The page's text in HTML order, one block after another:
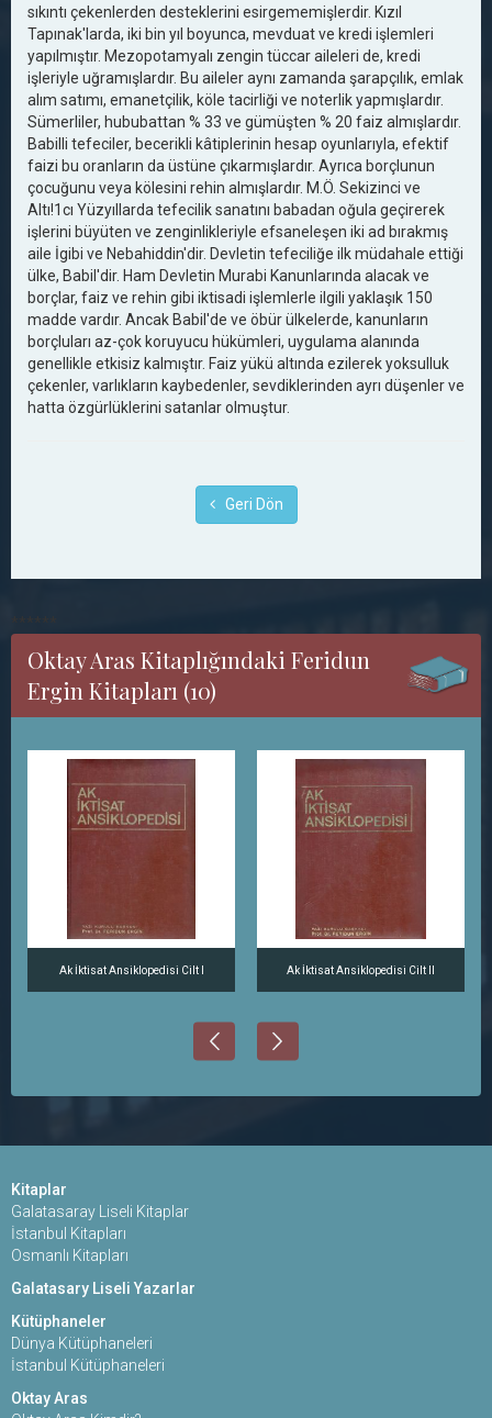
sıkıntı çekenlerden desteklerini esirgememişlerdir. Kızıl
Tapınak'larda, iki bin yıl boyunca, mevduat ve kredi işlemleri
yapılmıştır. Mezopotamyalı zengin tüccar aileleri de, kredi
işleriyle uğramışlardır. Bu aileler aynı zamanda şarapçılık, emlak
alım satımı, emanetçilik, köle tacirliği ve noterlik yapmışlardır.
Sümerliler, hububattan % 33 ve gümüşten % 20 faiz almışlardır.
Babilli tefeciler, becerikli kâtiplerinin hesap oyunlarıyla, efektif
faizi bu oranların da üstüne çıkarmışlardır. Ayrıca borçlunun
çocuğunu veya kölesini rehin almışlardır. M.Ö. Sekizinci ve
Altı!1cı Yüzyıllarda tefecilik sanatını babadan oğula geçirerek
işlerini büyüten ve zenginlikleriyle efsaneleşen iki ad bırakmış
aile İgibi ve Nebahiddin'dir. Devletin tefeciliğe ilk müdahale ettiği
ülke, Babil'dir. Ham Devletin Murabi Kanunlarında alacak ve
borçlar, faiz ve rehin gibi iktisadi işlemlerle ilgili yaklaşık 150
madde vardır. Ancak Babil'de ve öbür ülkelerde, kanunların
borçluları az-çok koruyucu hükümleri, uygulama alanında
genellikle etkisiz kalmıştır. Faiz yükü altında ezilerek yoksulluk
çekenler, varlıkların kaybedenler, sevdiklerinden ayrı düşenler ve
hatta özgürlüklerini satanlar olmuştur.
Geri Dön
Oktay Aras Kitaplığındaki Feridun
Ergin Kitapları (10)
Ak İktisat Ansiklopedisi Cilt I Ak İktisat Ansiklopedisi Cilt II
Kitaplar
Galatasaray Liseli Kitaplar
İstanbul Kitapları
Osmanlı Kitapları
Galatasary Liseli Yazarlar
Kütüphaneler
Dünya Kütüphaneleri
İstanbul Kütüphaneleri
Oktay Aras